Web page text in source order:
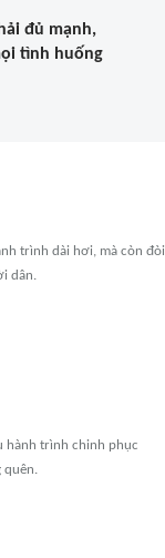
đủ mạnh,
tình huống
trình dài hơi, mà còn đòi
dân.
hành trình chinh phục
quên.